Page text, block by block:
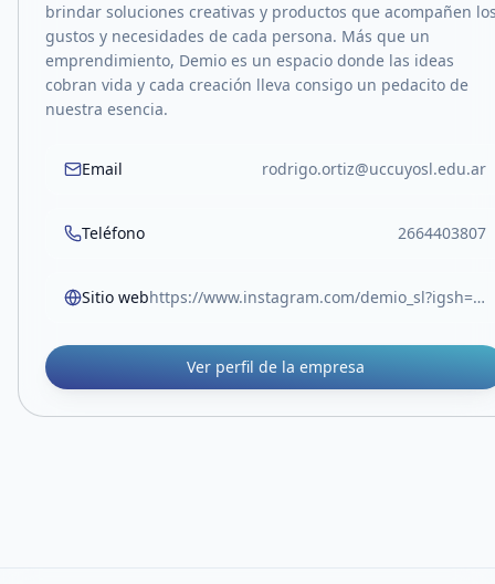
brindar soluciones creativas y productos que acompañen
gustos y necesidades de cada persona. Más que un
emprendimiento, Demio es un espacio donde las ideas
cobran vida y cada creación lleva consigo un pedacito de
nuestra esencia.
Email rodrigo.ortiz@uccuyosl.edu.ar
Teléfono 2664403807
Sitio web https://www.instagram.com/demio_sl?igsh=dGVubG1keWNtaG0w
Ver perfil de la empresa